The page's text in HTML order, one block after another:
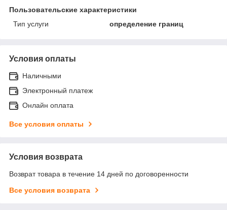
Пользовательские характеристики
Тип услуги
определение границ
Условия оплаты
Наличными
Электронный платеж
Онлайн оплата
Все условия оплаты
Условия возврата
Возврат товара в течение 14 дней по договоренности
Все условия возврата